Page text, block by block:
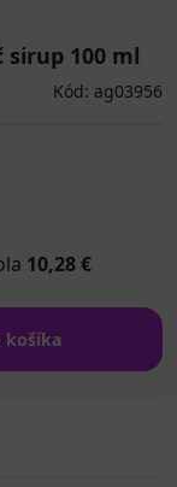
sirup 100 ml
Kód: ag03956
10,28 €
košíka